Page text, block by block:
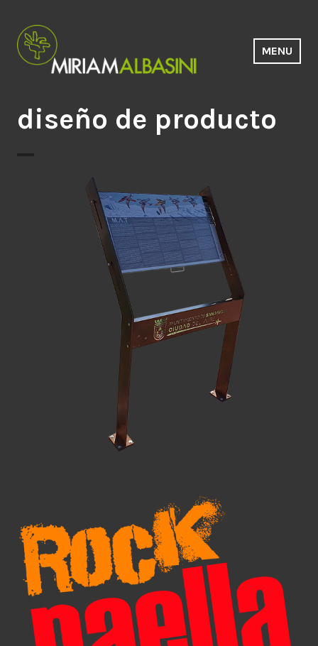
contenido
Estudio Miriam Albasini
MENU
diseño de producto
Soporte informativo inclusivo
Diseño de Producto
Rock Paella
Diseño de Producto Diseño Gráfico Packaging